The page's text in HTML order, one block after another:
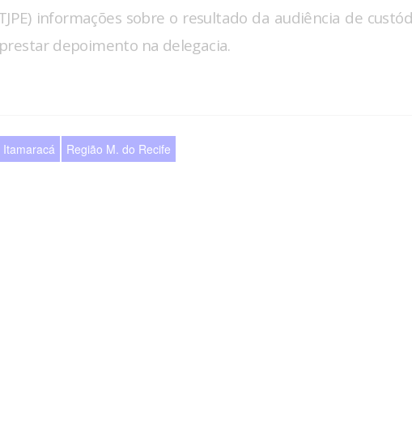
informações sobre o resultado da audiência de
depoimento na delegacia.
Itamaracá Região M. do Recife